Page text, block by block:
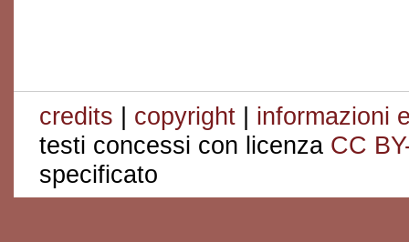
credits | copyright | informazioni
testi concessi con licenza CC
specificato